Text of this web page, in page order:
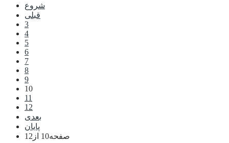
شروع
قبلی
3
4
5
6
7
8
9
10
11
12
بعدی
پایان
صفحه10 از12